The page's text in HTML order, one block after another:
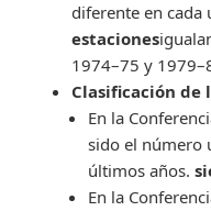
diferente en cada
estaciones
1974–75 y
Clasificación de
En la
sido el número
últimos años.
En la